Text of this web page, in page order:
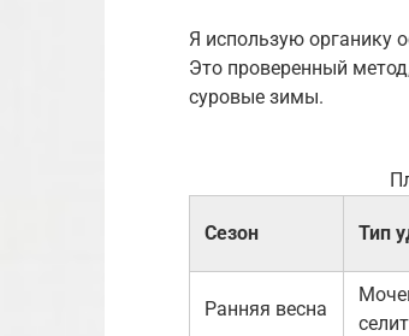
Я использую органику
Это проверенный
суровые зимы.
Сезон Тип
Ранняя весна